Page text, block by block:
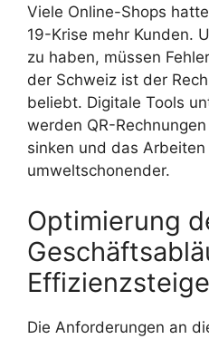
Viele Online-Shops
19-Krise mehr Kunden.
zu haben, müssen
der Schweiz ist der
beliebt. Digitale Tools
werden QR-
sinken und das Arbeiten
umweltschonender.
Optimierung
Die Anforderungen an